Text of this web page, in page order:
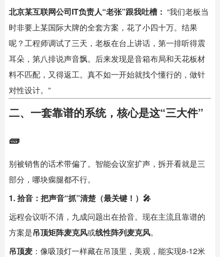
北京某互联网公司IT负责人“老张”跟我吐槽： “我们老板当
时非要上某国际大牌的全套方案，花了小四十万。结果
呢？工程师调试了三天，老板在台上讲话，第一排听得震
耳朵，第八排说声音飘。后来发现是音箱布局和天花板材
料不匹配，又得返工。真不如一开始就找个懂行的，做针
对性设计。”
二、一套靠谱的系统，核心是这“三大件”
🧱
别被销售的话术带偏了。 智能会议室扩声，拆开看就是三
部分，哪块瘸腿都不行。
1. 拾音：把声音“抓”清楚（最关键！）🎤
远程会议听不清，九成问题出在拾音。现在主流且靠谱的
方案是吊顶矩阵麦克风或线性阵列麦克风。
吊顶麦 ：像吸顶灯一样藏在吊顶里，美观，能实现8-12米